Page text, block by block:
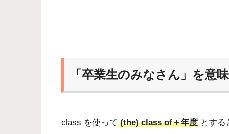
「卒業生のみなさん」を意
class を使って(the) class of＋年度 とする